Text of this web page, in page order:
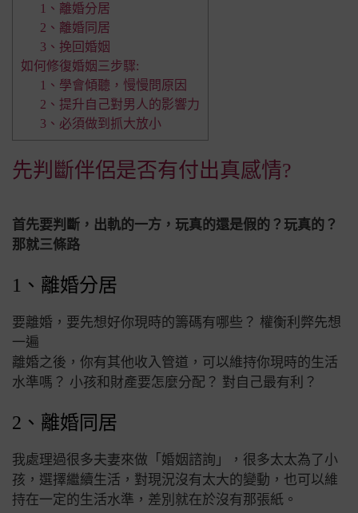
1、離婚分居
2、離婚同居
3、挽回婚姻
如何修復婚姻三步驟:
1、學會傾聽，慢慢問原因
2、提升自己對男人的影響力
3、必須做到抓大放小
先判斷伴侶是否有付出真感情?
首先要判斷，出軌的一方，玩真的還是假的？玩真的？
那就三條路
1、離婚分居
要離婚，要先想好你現時的籌碼有哪些？ 權衡利弊先想
一遍
離婚之後，你有其他收入管道，可以維持你現時的生活
水準嗎？ 小孩和財產要怎麼分配？ 對自己最有利？
2、離婚同居
我處理過很多夫妻來做「婚姻諮詢」，很多太太為了小
孩，選擇繼續生活，對現況沒有太大的變動，也可以維
持在一定的生活水準，差別就在於沒有那張紙。